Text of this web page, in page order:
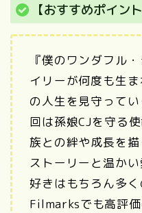
【おすすめポイント
『僕のワンダフル
イリーが何度も生
の人生を見守って
回は孫娘CJを守る
族との絆や成長を
ストーリーと温か
好きはもちろん多く
Filmarksでも高評価